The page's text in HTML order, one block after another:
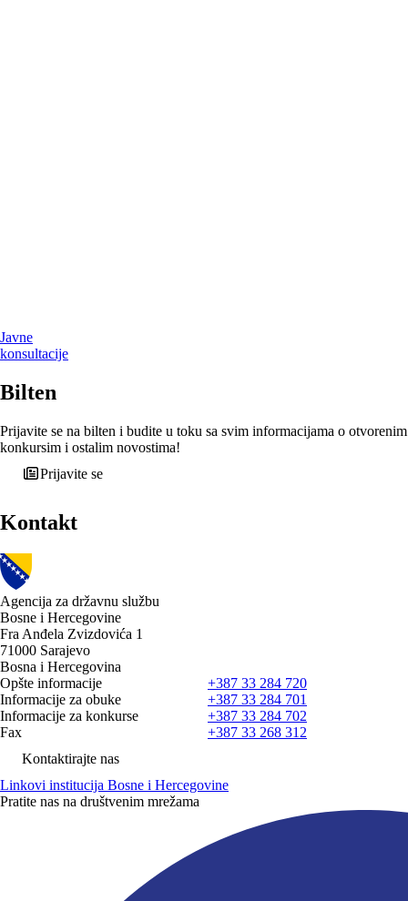
Javne
konsultacije
Bilten
Prijavite se na bilten i budite u toku sa svim informacijama o otvorenim
konkursim i ostalim novostima!
Prijavite se
Kontakt
Agencija za državnu službu
Bosne i Hercegovine
Fra Anđela Zvizdovića 1
71000 Sarajevo
Bosna i Hercegovina
Opšte informacije
+387 33 284 720
Informacije za obuke
+387 33 284 701
Informacije za konkurse
+387 33 284 702
Fax
+387 33 268 312
Kontaktirajte nas
Linkovi institucija Bosne i Hercegovine
Pratite nas na društvenim mrežama